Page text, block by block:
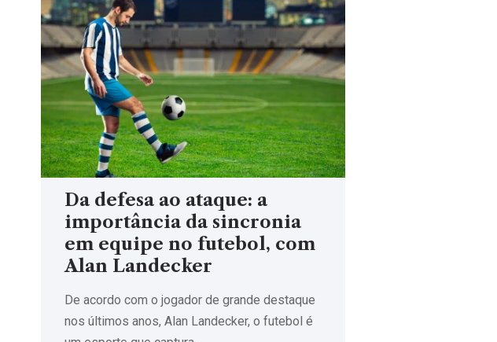
Da defesa ao ataque: a
importância da sincronia
em equipe no futebol, com
Alan Landecker
De acordo com o jogador de grande destaque
nos últimos anos, Alan Landecker, o futebol é